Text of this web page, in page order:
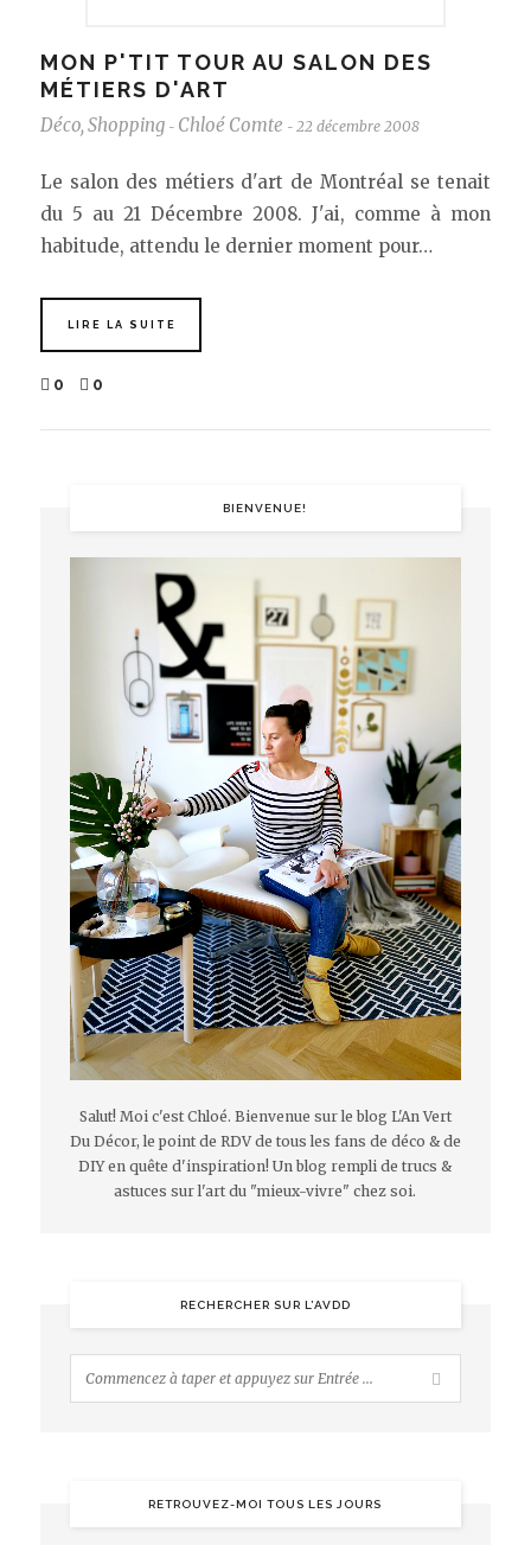
MON P'TIT TOUR AU SALON DES
MÉTIERS D'ART
Déco, Shopping - Chloé Comte - 22 décembre 2008
Le salon des métiers d'art de Montréal se tenait
du 5 au 21 Décembre 2008. J'ai, comme à mon
habitude, attendu le dernier moment pour…
LIRE LA SUITE
0 0
BIENVENUE!
Salut! Moi c'est Chloé. Bienvenue sur le blog L'An Vert
Du Décor, le point de RDV de tous les fans de déco & de
DIY en quête d'inspiration! Un blog rempli de trucs &
astuces sur l'art du "mieux-vivre" chez soi.
RECHERCHER SUR L’AVDD
RETROUVEZ-MOI TOUS LES JOURS